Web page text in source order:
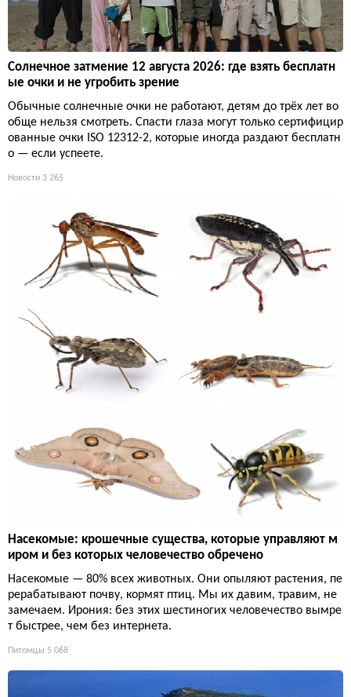
Солнечное затмение 12 августа 2026: где взять бесплатн
ые очки и не угробить зрение
Обычные солнечные очки не работают, детям до трёх лет во
обще нельзя смотреть. Спасти глаза могут только сертифицир
ованные очки ISO 12312-2, которые иногда раздают бесплатн
о — если успеете.
Новости 3 265
Насекомые: крошечные существа, которые управляют м
иром и без которых человечество обречено
Насекомые — 80% всех животных. Они опыляют растения, пе
рерабатывают почву, кормят птиц. Мы их давим, травим, не
замечаем. Ирония: без этих шестиногих человечество вымре
т быстрее, чем без интернета.
Питомцы 5 068